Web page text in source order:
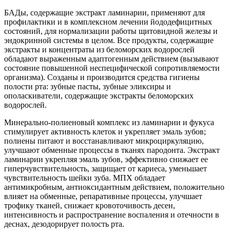
БАДы, содержащие экстракт ламинарии, применяют для
профилактики и в комплексном лечении йододефицитных
состояний, для нормализации работы щитовидной железы и
эндокринной системы в целом. Все продукты, содержащие
экстракты и концентраты из беломорских водорослей
обладают выраженным адаптогенным действием (вызывают
состояние повышенной неспецифической сопротивляемости
организма). Созданы и производится средства гигиены
полости рта: зубные пасты, зубные эликсиры и
ополаскиватели, содержащие экстракты беломорских
водорослей.
Минерально-полиеновый комплекс из ламинарии и фукуса
стимулирует активность клеток и укрепляет эмаль зубов;
полиены питают и восстанавливают микроциркуляцию,
улучшают обменные процессы в тканях пародонта. Экстракт
ламинарии укрепляя эмаль зубов, эффективно снижает ее
гиперчувствительность, защищает от кариеса, уменьшает
чувствительность шейки зуба. МПХ обладает
антимикробным, антиоксидантным действием, положительно
влияет на обменные, репаративные процессы, улучшает
трофику тканей, снижает кровоточивость десен,
интенсивность и распространение воспаления и отечности в
деснах, дезодорирует полость рта.